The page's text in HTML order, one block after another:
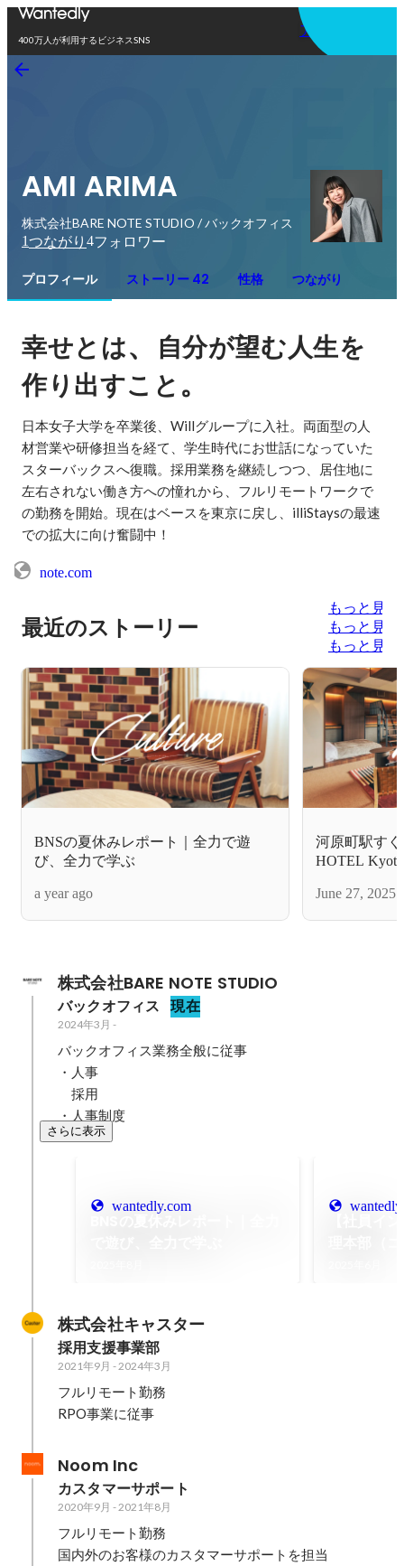
400万人が利用するビジネスSNS
アプリを使う
AMI ARIMA
株式会社BARE NOTE STUDIO / バックオフィス
1つながり 4フォロワー
プロフィール ストーリー 42 性格 つながり
幸せとは、
自分が望む人生を
作り出すこと 。
日本女子大学を卒業後、Willグループに入社。両面型の人
材営業や研修担当を経て、学生時代にお世話になっていた
スターバックスへ復職。採用業務を継続しつつ、居住地に
左右されない働き方への憧れから、フルリモートワークで
の勤務を開始。現在はベースを東京に戻し、illiStaysの最速
での拡大に向け奮闘中！
note.com
最近のストーリー
もっと見る
もっと見る
もっと見る
BNSの夏休みレポート｜全力で遊
び、全力で学ぶ
a year ago
河原町駅す
HOTEL
June 27, 2025
株式会社BARE NOTE STUDIO
バックオフィス 現在
2024年3月 -
バックオフィス業務全般に従事
・人事
採用
・人事制度
さらに表示
wantedly.com
株式会社キャスター
採用支援事業部
2021年9月 - 2024年3月
フルリモート勤務
RPO事業に従事
Noom Inc
カスタマーサポート
2020年9月 - 2021年8月
フルリモート勤務
国内外のお客様のカスタマーサポートを担当